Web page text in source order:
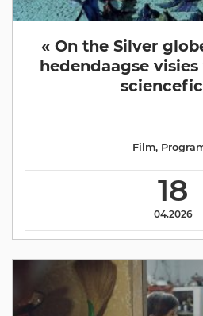
« On the Silver
hedendaagse
18
04.2026
Film,